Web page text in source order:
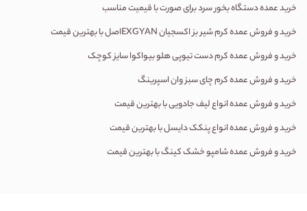
خرید عمده دستگاه بخور سرد برای صورت با قیمیت مناسب
خرید و فروش عمده کرم شیر بز اکسجیان
اصل با بهترین قیمت
خرید و فروش عمدهکرم دست تیوپی هلو بیواکوا سایز کوچک
خرید و فروش عمده کرم چای سبز وان اسپرینگ
خرید و فروش عمده انواع لیف جادویی با بهترین قیمت
خرید و فروش عمده انواع پنکک دایسل با بهترین قیمت
خرید و فروش عمده شامپو خشک کینگ با بهترین قیمت